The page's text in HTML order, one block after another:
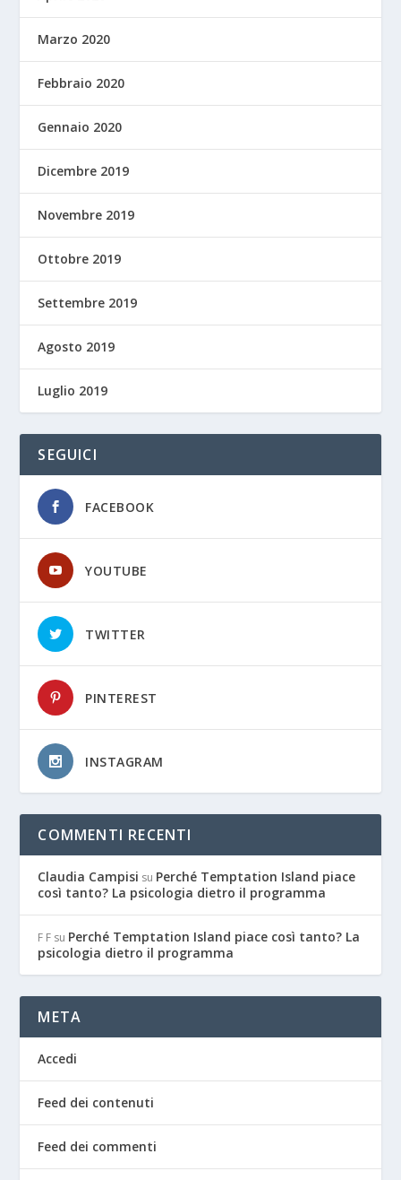
Marzo 2020
Febbraio 2020
Gennaio 2020
Dicembre 2019
Novembre 2019
Ottobre 2019
Settembre 2019
Agosto 2019
Luglio 2019
SEGUICI
FACEBOOK
YOUTUBE
TWITTER
PINTEREST
INSTAGRAM
COMMENTI RECENTI
Claudia Campisi su Perché Temptation Island piace
così tanto? La psicologia dietro il programma
F F su Perché Temptation Island piace così tanto? La
psicologia dietro il programma
META
Accedi
Feed dei contenuti
Feed dei commenti